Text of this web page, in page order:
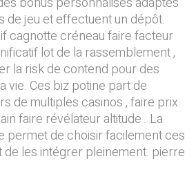
jeu et effectuent un dépôt.
cagnotte créneau faire facteur
lot de la rassemblement ,
la risk de contend pour des
vie. Ces biz potine part de
de multiples casinos , faire prix
faire révélateur altitude . La
permet de choisir facilement ces
de les intégrer pleinement. pierre